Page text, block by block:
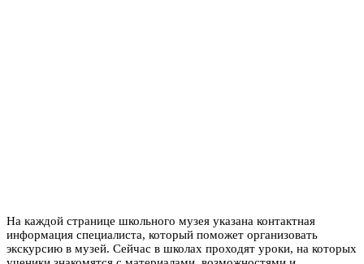
На каждой странице школьного музея указана контактная
информация специалиста, который поможет организовать
экскурсию в музей. Сейчас в школах проходят уроки, на которых